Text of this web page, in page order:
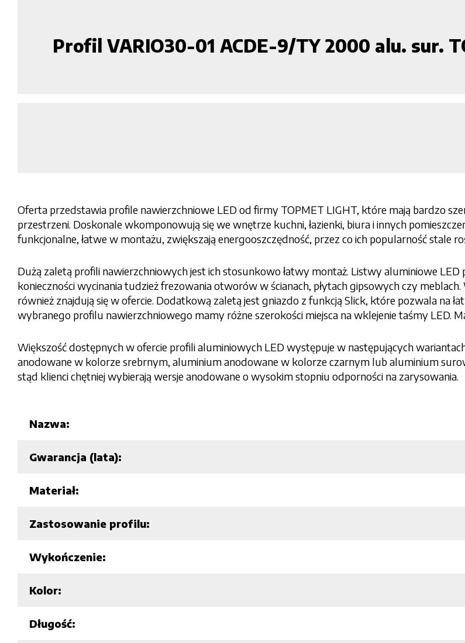
Profil VARIO30-01 ACDE-9/TY 2000 alu. sur.
Oferta przedstawia profile nawierzchniowe LED od firmy TOPMET LIGHT, które mają bardzo
przestrzeni. Doskonale wkomponowują się we wnętrze kuchni, łazienki, biura i innych
funkcjonalne, łatwe w montażu, zwiększają energooszczędność, przez co ich popularność stale
Dużą zaletą profili nawierzchniowych jest ich stosunkowo łatwy montaż. Listwy aluminiowe
konieczności wycinania tudzież frezowania otworów w ścianach, płytach gipsowych czy
również znajdują się w ofercie. Dodatkową zaletą jest gniazdo z funkcją Slick, które pozwala na
wybranego profilu nawierzchniowego mamy różne szerokości miejsca na wklejenie taśmy LED.
Większość dostępnych w ofercie profili aluminiowych LED występuje w następujących
anodowane w kolorze srebrnym, aluminium anodowane w kolorze czarnym lub aluminium
stąd klienci chętniej wybierają wersje anodowane o wysokim stopniu odporności na zarysowania.
Nazwa:
Gwarancja (lata):
Materiał:
Zastosowanie profilu:
Wykończenie:
Kolor:
Długość: